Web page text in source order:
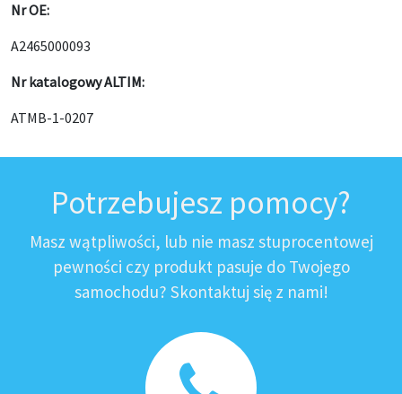
Nr OE:
A2465000093
Nr katalogowy ALTIM:
ATMB-1-0207
Potrzebujesz pomocy?
Masz wątpliwości, lub nie masz stuprocentowej
pewności czy produkt pasuje do Twojego
samochodu? Skontaktuj się z nami!